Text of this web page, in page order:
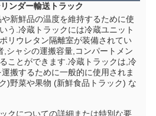
ンダー輸送トラック
新鮮品の温度を維持するために使
う.冷蔵トラックには冷蔵ユニット
リウレタン隔離室が装備されてい
,シャシの運搬容量,コンパートメン
ことができます.冷蔵トラックは,冷
搬するために一般的に使用されま
)野菜や果物 (新鮮食品トラック) な
クについての詳細または特別な要